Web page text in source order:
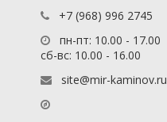
+7 (968) 996 2745
пн-пт: 10.00 - 17.00
сб-вс: 10.00 - 16.00
site@mir-kaminov.ru